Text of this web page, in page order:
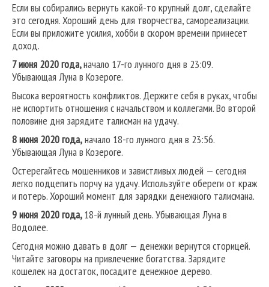
Если вы собирались вернуть какой-то крупный долг, сделайте
это сегодня. Хороший день для творчества, самореализации.
Если вы приложите усилия, хобби в скором времени принесет
доход.
7 июня 2020 года,начало 17-го лунного дня в 23:09.
Убывающая Луна в Козероге.
Высока вероятность конфликтов. Держите себя в руках, чтобы
не испортить отношения с начальством и коллегами. Во второй
половине дня зарядите талисман на удачу.
8 июня 2020 года,начало 18-го лунного дня в 23:56.
Убывающая Луна в Козероге.
Остерегайтесь мошенников и завистливых людей — сегодня
легко подцепить порчу на удачу. Используйте обереги от краж
и потерь. Хороший момент для зарядки денежного талисмана.
9 июня 2020 года,18-й лунный день. Убывающая Луна в
Водолее.
Сегодня можно давать в долг — денежки вернутся сторицей.
Читайте заговоры на привлечение богатства. Зарядите
кошелек на достаток, посадите денежное дерево.